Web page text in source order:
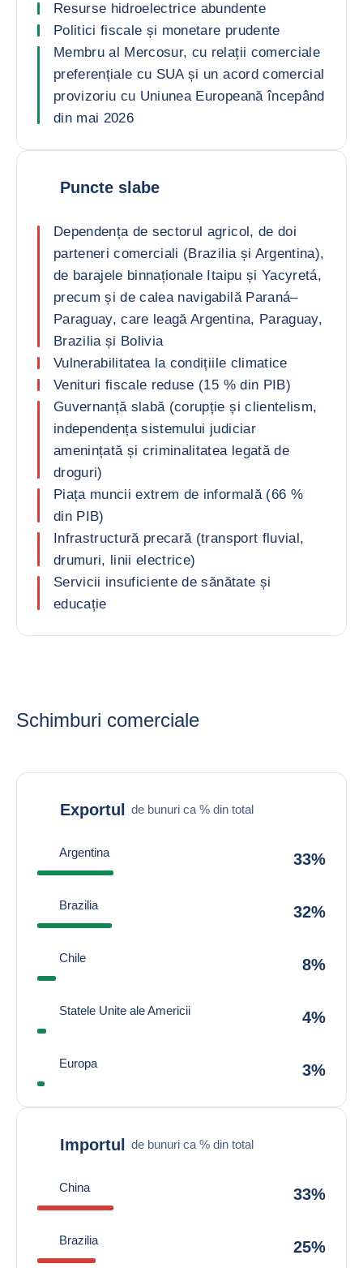
Resurse hidroelectrice abundente
Politici fiscale și monetare prudente
Membru al Mercosur, cu relații comerciale
preferențiale cu SUA și un acord comercial
provizoriu cu Uniunea Europeană începând
din mai 2026
Puncte slabe
Dependența de sectorul agricol, de doi
parteneri comerciali (Brazilia și Argentina),
de barajele binnaționale Itaipu și Yacyretá,
precum și de calea navigabilă Paraná–
Paraguay, care leagă Argentina, Paraguay,
Brazilia și Bolivia
Vulnerabilitatea la condițiile climatice
Venituri fiscale reduse (15 % din PIB)
Guvernanță slabă (corupție și clientelism,
independența sistemului judiciar
amenințată și criminalitatea legată de
droguri)
Piața muncii extrem de informală (66 %
din PIB)
Infrastructură precară (transport fluvial,
drumuri, linii electrice)
Servicii insuficiente de sănătate și
educație
Schimburi comerciale
Exportul de bunuri ca % din total
Argentina 33%
Brazilia 32%
Chile 8%
Statele Unite ale Americii 4%
Europa 3%
Importul de bunuri ca % din total
China 33%
Brazilia 25%